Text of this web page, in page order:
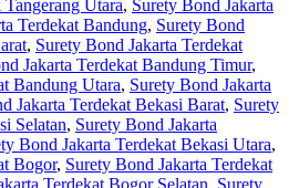
Utara, Surety Bond Jakarta
Terdekat Bandung, Surety Bond
, Surety Bond Jakarta Terdekat
Jakarta Terdekat Bandung Timur,
Bandung Utara, Surety Bond Jakarta
Jakarta Terdekat Bekasi Barat, Surety
Selatan, Surety Bond Jakarta
Bond Jakarta Terdekat Bekasi Utara,
Bogor, Surety Bond Jakarta Terdekat
Terdekat Bogor Selatan, Surety